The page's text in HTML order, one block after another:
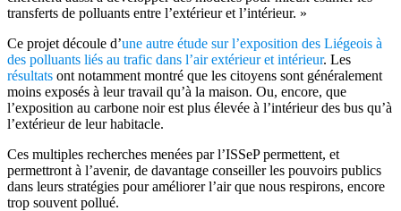
transferts de polluants entre l’extérieur et l’intérieur. »
Ce projet découle d’une autre étude sur l’exposition des Liégeois à
des polluants liés au trafic dans l’air extérieur et intérieur. Les
résultats ont notamment montré que les citoyens sont généralement
moins exposés à leur travail qu’à la maison. Ou, encore, que
l’exposition au carbone noir est plus élevée à l’intérieur des bus qu’à
l’extérieur de leur habitacle.
Ces multiples recherches menées par l’ISSeP permettent, et
permettront à l’avenir, de davantage conseiller les pouvoirs publics
dans leurs stratégies pour améliorer l’air que nous respirons, encore
trop souvent pollué.